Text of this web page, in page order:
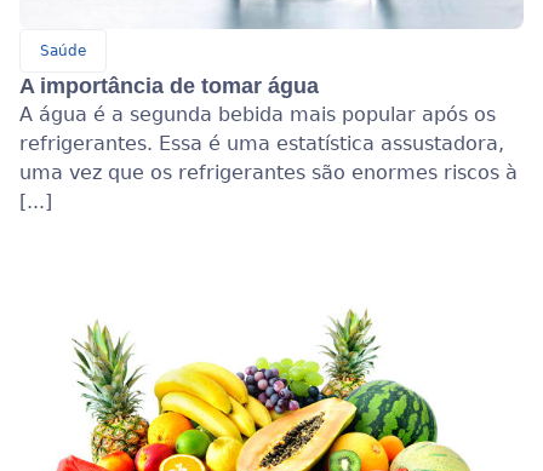
Saúde
A importância de tomar água
A água é a segunda bebida mais popular após os
refrigerantes. Essa é uma estatística assustadora,
uma vez que os refrigerantes são enormes riscos à
[...]